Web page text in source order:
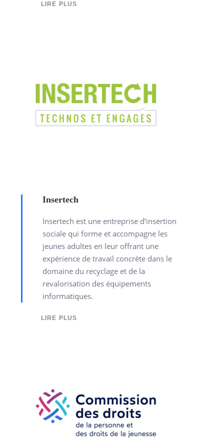
LIRE PLUS
Insertech
Insertech est une entreprise d’insertion
sociale qui forme et accompagne les
jeunes adultes en leur offrant une
expérience de travail concrète dans le
domaine du recyclage et de la
revalorisation des équipements
informatiques.
LIRE PLUS